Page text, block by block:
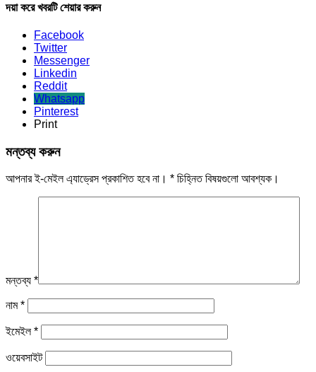
দয়া করে খবরটি শেয়ার করুন
Facebook
Twitter
Messenger
Linkedin
Reddit
Whatsapp
Pinterest
Print
মন্তব্য করুন
আপনার ই-মেইল এ্যাড্রেস প্রকাশিত হবে না। * চিহ্নিত বিষয়গুলো আবশ্যক।
মন্তব্য *
নাম*
ইমেইল*
ওয়েবসাইট